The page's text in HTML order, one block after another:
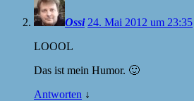
Ossi 24. Mai 2012 um 23:35
LOOOL
Das ist mein Humor. 🙂
Antworten ↓